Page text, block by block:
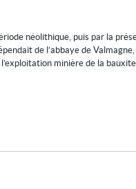
néolithique, puis par la
de l’abbaye de
minière de la